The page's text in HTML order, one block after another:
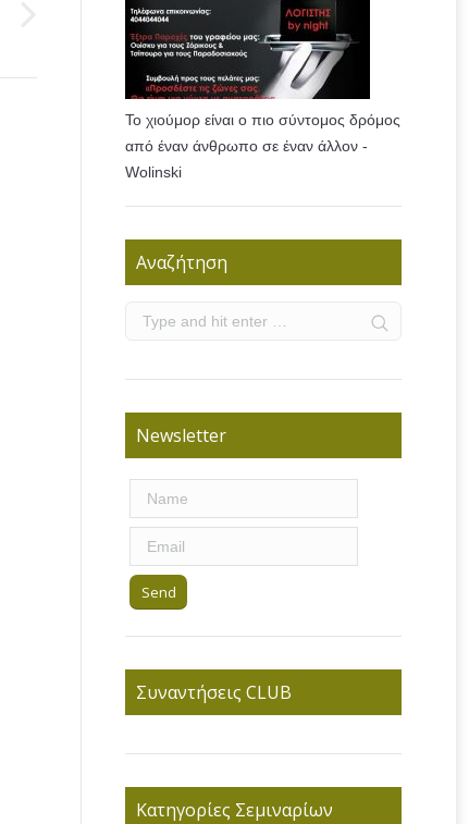
Το χιούμορ είναι ο πιο σύντομος δρόμος
από έναν άνθρωπο σε έναν άλλον -
Wolinski
Αναζήτηση
Newsletter
Συναντήσεις CLUB
Κατηγορίες Σεμιναρίων